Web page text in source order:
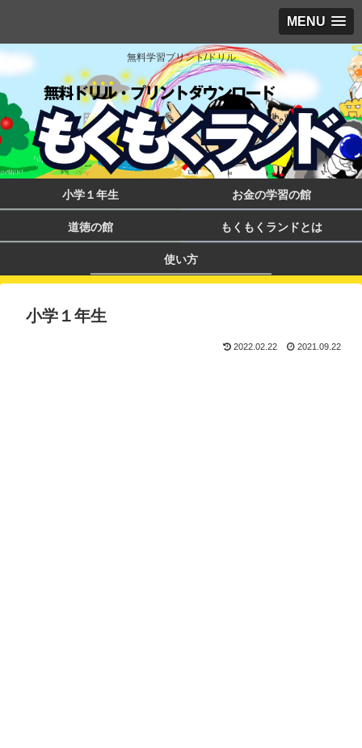
MENU
無料学習プリント/ドリル
小学１年生 お金の学習の館
道徳の館 もくもくランドとは
使い方
小学１年生
2022.02.22 2021.09.22